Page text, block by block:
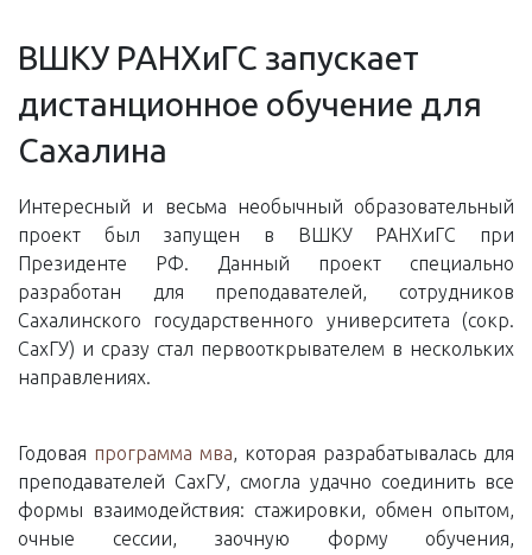
ВШКУ РАНХиГС запускает
дистанционное обучение для
Сахалина
Интересный и весьма необычный образовательный
проект был запущен в ВШКУ РАНХиГС при
Президенте РФ. Данный проект специально
разработан для преподавателей, сотрудников
Сахалинского государственного университета (сокр.
СахГУ) и сразу стал первооткрывателем в нескольких
направлениях.
Годовая программа мва, которая разрабатывалась для
преподавателей СахГУ, смогла удачно соединить все
формы взаимодействия: стажировки, обмен опытом,
очные сессии, заочную форму обучения,